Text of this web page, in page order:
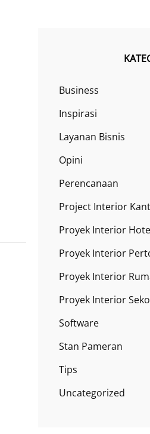
Business
Inspirasi
Layanan Bisnis
Opini
Perencanaan
Project Interior
Proyek Interior
Proyek Interior
Proyek Interior
Proyek Interior
Software
Stan Pameran
Tips
Uncategorized